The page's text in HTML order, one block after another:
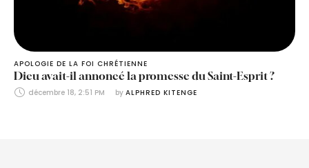
APOLOGIE DE LA FOI CHRÉTIENNE
Dieu avait-il annoncé la promesse du Saint-Esprit ?
décembre 18, 2:51 PM by ALPHRED KITENGE